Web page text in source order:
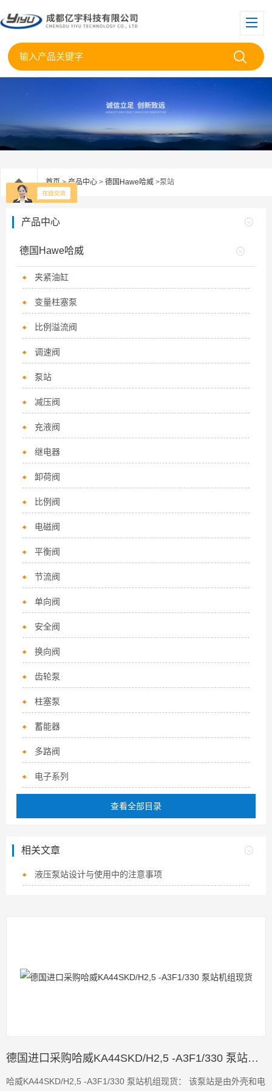
首页>产品中心 > 德国Hawe哈威 >泵站
产品中心
德国Hawe哈威
夹紧油缸
变量柱塞泵
比例溢流阀
调速阀
泵站
减压阀
充液阀
继电器
卸荷阀
比例阀
电磁阀
平衡阀
节流阀
单向阀
安全阀
换向阀
齿轮泵
柱塞泵
蓄能器
多路阀
电子系列
查看全部目录
相关文章
液压泵站设计与使用中的注意事项
德国进口采购哈威KA44SKD/H2,5 -A3F1/330 泵站机组现货
哈威KA44SKD/H2,5 -A3F1/330 泵站机组现货： 该泵站是由外壳和电